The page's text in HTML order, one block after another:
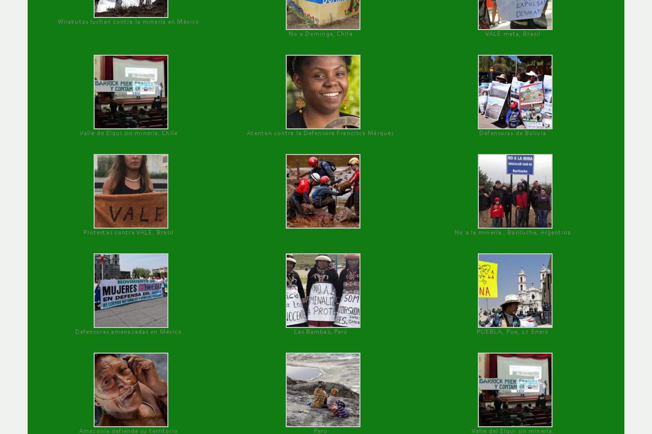
Wirakutas luchan contra la minería en México
No a Dominga, Chile
VALE mata, Brasil
Valle de Elqui sin minería. Chile Atentan contra la Defensora Francisca Márquez Defensoras de Bolivia
Protestas contra VALE, Brasil No a la minería , Bariloche, Argentina
Defensoras amenazadas en México Las Bambas, Perú PUEBLA, Pue, 27 Enero
Amazonía defiende su territorio Perú Valle del Elqui sin minería.